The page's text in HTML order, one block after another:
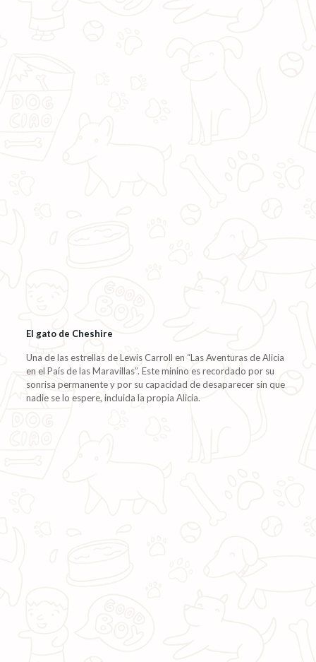
El gato de Cheshire
Una de las estrellas de Lewis Carroll en “Las Aventuras de Alicia
en el País de las Maravillas”. Este minino es recordado por su
sonrisa permanente y por su capacidad de desaparecer sin que
nadie se lo espere, incluida la propia Alicia.